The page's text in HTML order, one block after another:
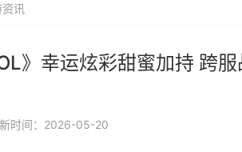
讯
》幸运炫彩甜蜜加持 跨
时间：2026-05-20